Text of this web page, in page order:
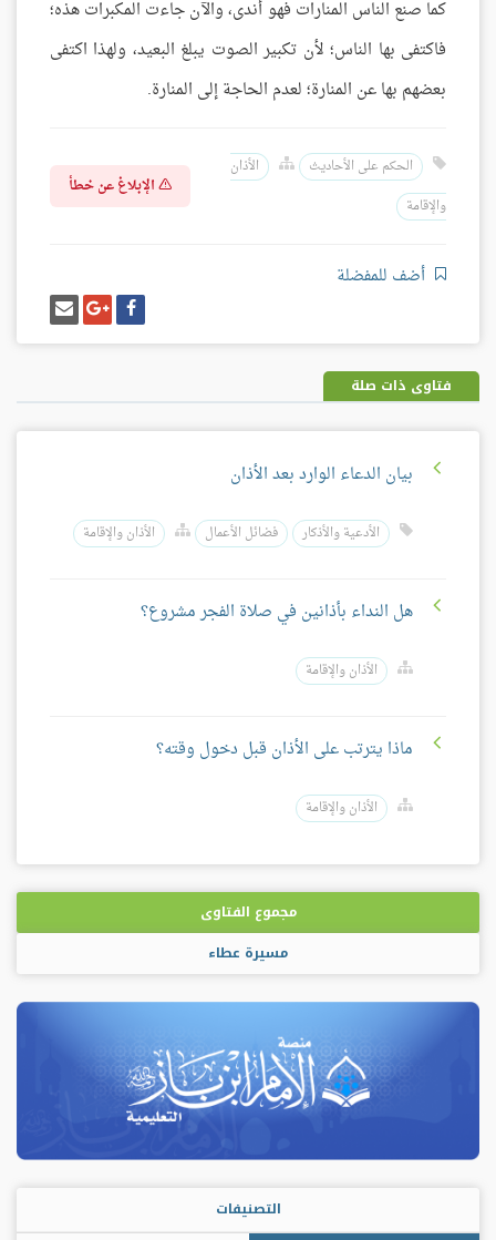
كما صنع الناس المنارات فهو أندى، والآن جاءت المكبرات هذه؛
فاكتفى بها الناس؛ لأن تكبير الصوت يبلغ البعيد، ولهذا اكتفى
بعضهم بها عن المنارة؛ لعدم الحاجة إلى المنارة.
الحكم على الأحاديث
الأذان
والإقامة
الإبلاغ عن خطأ
أضف للمفضلة
شارك
على
فيسبوك
شارك
على
غوغل
بلس
إرسل
إيميل
فتاوى ذات صلة
بيان الدعاء الوارد بعد الأذان
الأدعية والأذكار فضائل الأعمال الأذان والإقامة
هل النداء بأذانين في صلاة الفجر مشروع؟
الأذان والإقامة
ماذا يترتب على الأذان قبل دخول وقته؟
الأذان والإقامة
مجموع الفتاوى
مسيرة عطاء
التصنيفات